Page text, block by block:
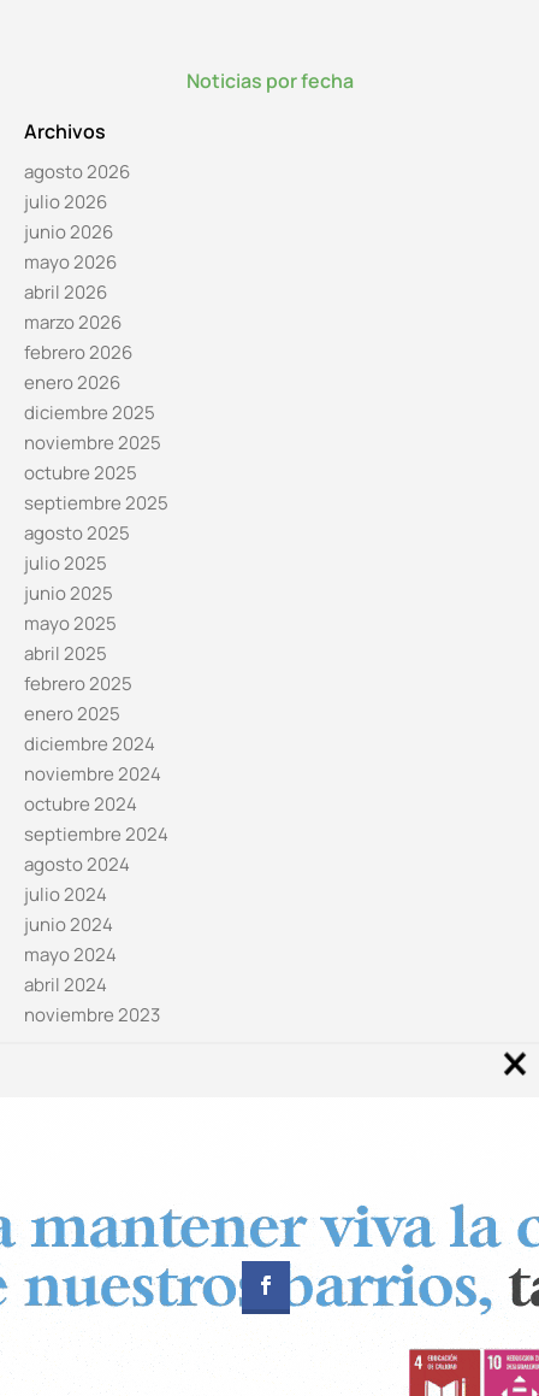
Noticias por fecha
Archivos
agosto 2026
julio 2026
junio 2026
mayo 2026
abril 2026
marzo 2026
febrero 2026
enero 2026
diciembre 2025
noviembre 2025
octubre 2025
septiembre 2025
agosto 2025
julio 2025
junio 2025
mayo 2025
abril 2025
febrero 2025
enero 2025
diciembre 2024
noviembre 2024
octubre 2024
septiembre 2024
agosto 2024
julio 2024
junio 2024
mayo 2024
abril 2024
noviembre 2023